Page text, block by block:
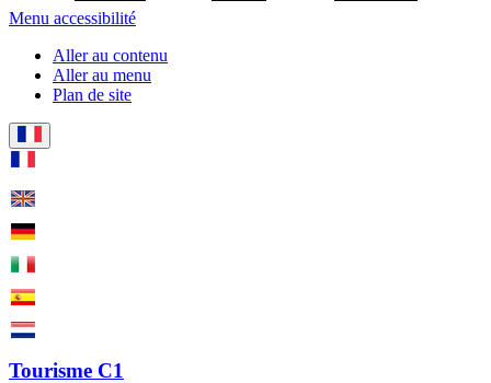
Menu accessibilité
Aller au contenu
Aller au menu
Plan de site
Tourisme C1